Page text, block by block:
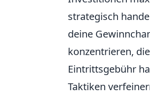
strategisch
deine
konzentrieren,
Eintrittsgebühr
Taktiken